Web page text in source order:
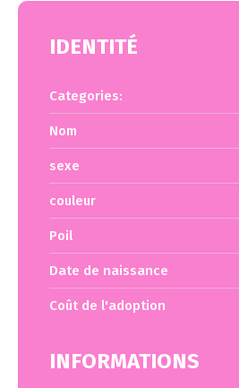
IDENTITÉ
Categories:
Nom
sexe
couleur
Poil
Date de naissance
Coût de l'adoption
INFORMATIONS